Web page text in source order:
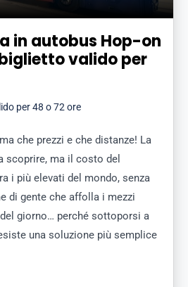
in autobus Hop-on
valido per
per 48 o 72 ore
che prezzi e che distanze! La
scoprire, ma il costo del
i più elevati del mondo, senza
di gente che affolla i mezzi
giorno… perché sottoporsi a
una soluzione più semplice